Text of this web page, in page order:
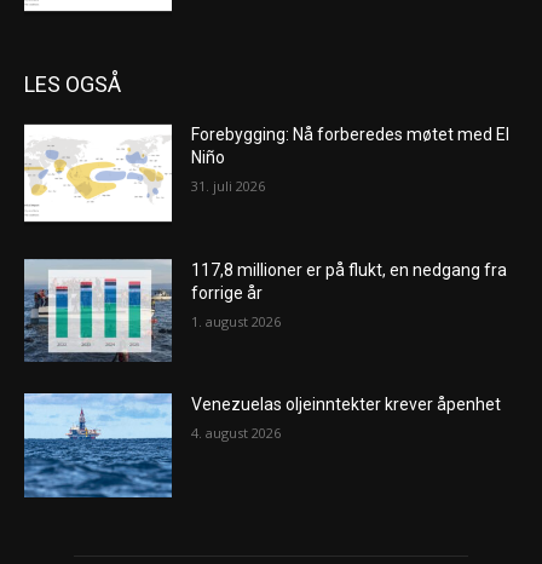
LES OGSÅ
Forebygging: Nå forberedes møtet med El
Niño
31. juli 2026
117,8 millioner er på flukt, en nedgang fra
forrige år
1. august 2026
Venezuelas oljeinntekter krever åpenhet
4. august 2026